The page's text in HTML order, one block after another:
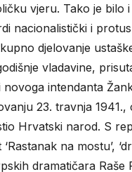
vjeru. Tako je bilo
nacionalistički i
djelovanje
vladavine,
intendanta
23. travnja 1941.,
Hrvatski narod. S
na mostu’,
dramatičara Raše